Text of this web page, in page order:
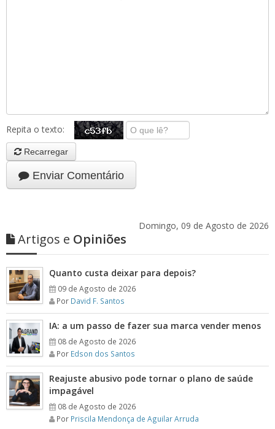
Repita o texto:
Recarregar
Enviar Comentário
Domingo, 09 de Agosto de 2026
Artigos e Opiniões
Quanto custa deixar para depois?
09 de Agosto de 2026
Por David F. Santos
IA: a um passo de fazer sua marca vender menos
08 de Agosto de 2026
Por Edson dos Santos
Reajuste abusivo pode tornar o plano de saúde
impagável
08 de Agosto de 2026
Por Priscila Mendonça de Aguilar Arruda